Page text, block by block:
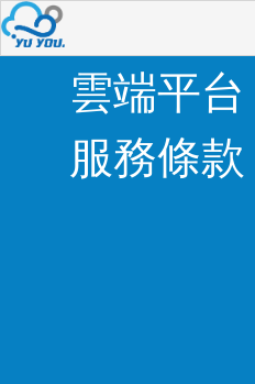
雲端平台
服務條款